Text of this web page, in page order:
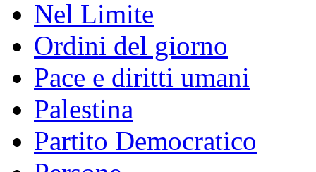
Nel Limite
Ordini del giorno
Pace e diritti umani
Palestina
Partito Democratico